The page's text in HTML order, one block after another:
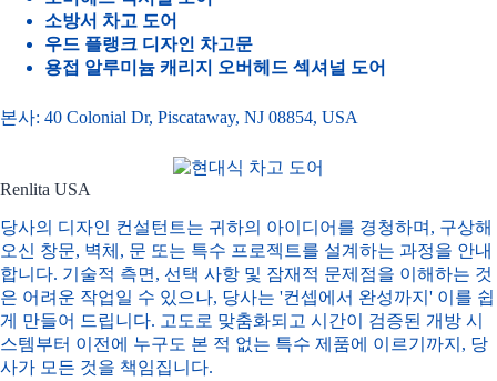
소방서 차고 도어
우드 플랭크 디자인 차고문
용접 알루미늄 캐리지 오버헤드 섹셔널 도어
본사: 40 Colonial Dr, Piscataway, NJ 08854, USA
Renlita USA
당사의 디자인 컨설턴트는 귀하의 아이디어를 경청하며, 구상해
오신 창문, 벽체, 문 또는 특수 프로젝트를 설계하는 과정을 안내
합니다. 기술적 측면, 선택 사항 및 잠재적 문제점을 이해하는 것
은 어려운 작업일 수 있으나, 당사는 '컨셉에서 완성까지' 이를 쉽
게 만들어 드립니다. 고도로 맞춤화되고 시간이 검증된 개방 시
스템부터 이전에 누구도 본 적 없는 특수 제품에 이르기까지, 당
사가 모든 것을 책임집니다.